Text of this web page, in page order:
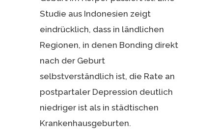
Studie aus Indonesien zeigt
eindrücklich, dass in ländlichen
Regionen, in denen Bonding direkt
nach der Geburt
selbstverständlich ist, die Rate an
postpartaler Depression deutlich
niedriger ist als in städtischen
Krankenhausgeburten.